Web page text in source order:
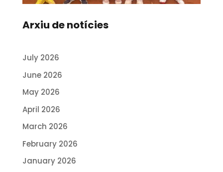
Arxiu de notícies
July 2026
June 2026
May 2026
April 2026
March 2026
February 2026
January 2026